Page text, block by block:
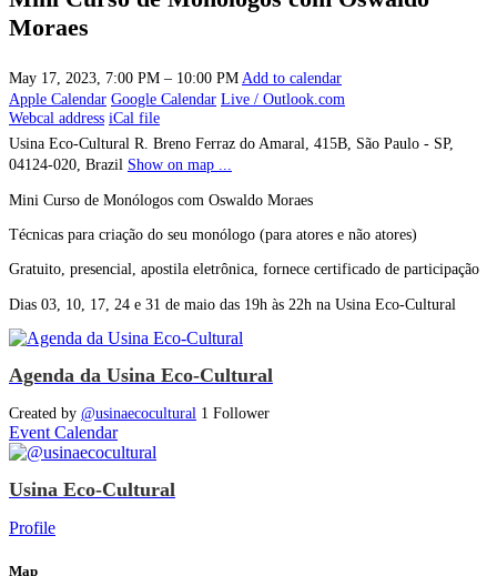
Moraes
May 17, 2023, 7:00 PM – 10:00 PM Add to calendar
Apple Calendar Google Calendar Live / Outlook.com
Webcal address iCal file
Usina Eco-Cultural R. Breno Ferraz do Amaral, 415B, São Paulo - SP,
04124-020, Brazil Show on map ...
Mini Curso de Monólogos com Oswaldo Moraes
Técnicas para criação do seu monólogo (para atores e não atores)
Gratuito, presencial, apostila eletrônica, fornece certificado de participação
Dias 03, 10, 17, 24 e 31 de maio das 19h às 22h na Usina Eco-Cultural
Agenda da Usina Eco-Cultural
Created by @usinaecocultural 1 Follower
Event Calendar
Usina Eco-Cultural
Profile
Map